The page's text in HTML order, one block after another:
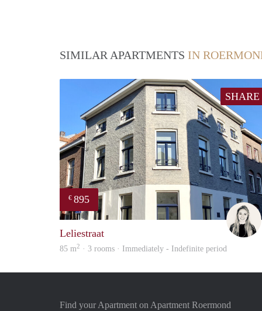
SIMILAR APARTMENTS IN
SHARE
€ 895
Leliestraat
85 m2 · 3 rooms · Immediately - Indefinite period
Find your Apartment on Apartment Roermond